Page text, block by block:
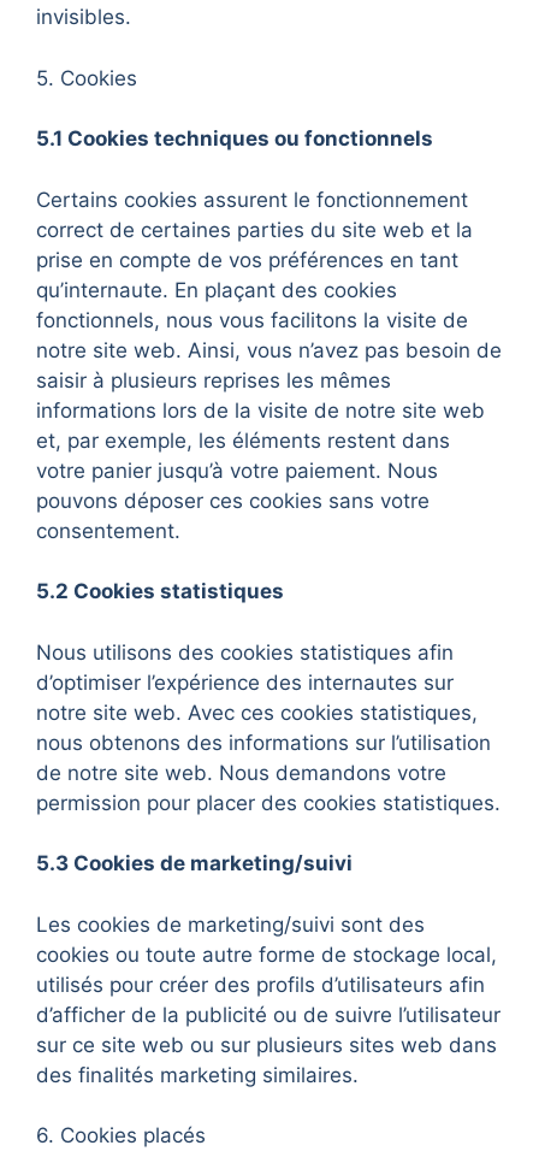
invisibles.
5. Cookies
5.1 Cookies techniques ou fonctionnels
Certains cookies assurent le fonctionnement
correct de certaines parties du site web et la
prise en compte de vos préférences en tant
qu’internaute. En plaçant des cookies
fonctionnels, nous vous facilitons la visite de
notre site web. Ainsi, vous n’avez pas besoin de
saisir à plusieurs reprises les mêmes
informations lors de la visite de notre site web
et, par exemple, les éléments restent dans
votre panier jusqu’à votre paiement. Nous
pouvons déposer ces cookies sans votre
consentement.
5.2 Cookies statistiques
Nous utilisons des cookies statistiques afin
d’optimiser l’expérience des internautes sur
notre site web. Avec ces cookies statistiques,
nous obtenons des informations sur l’utilisation
de notre site web. Nous demandons votre
permission pour placer des cookies statistiques.
5.3 Cookies de marketing/suivi
Les cookies de marketing/suivi sont des
cookies ou toute autre forme de stockage local,
utilisés pour créer des profils d’utilisateurs afin
d’afficher de la publicité ou de suivre l’utilisateur
sur ce site web ou sur plusieurs sites web dans
des finalités marketing similaires.
6. Cookies placés